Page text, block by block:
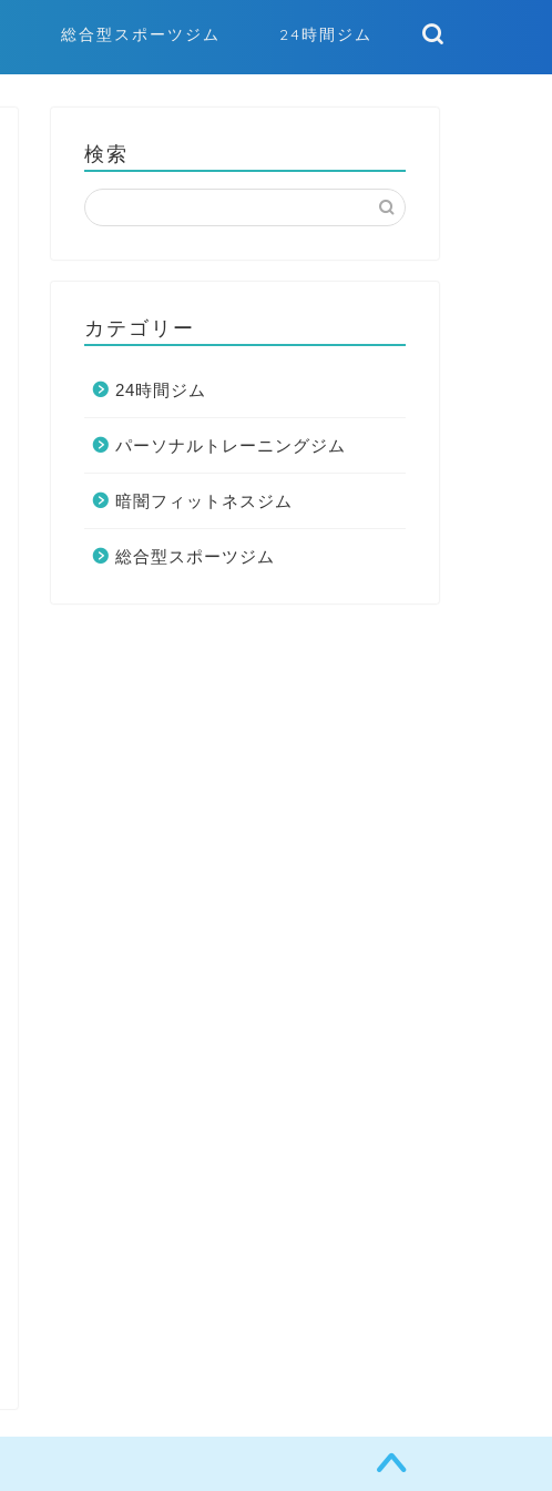
総合型スポーツジム 24時間ジム
検索
カテゴリー
24時間ジム
パーソナルトレーニングジム
暗闇フィットネスジム
総合型スポーツジム